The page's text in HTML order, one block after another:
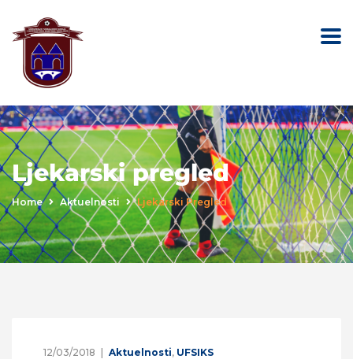
Ljekarski pregled
Home Aktuelnosti Ljekarski Pregled
12/03/2018 Aktuelnosti, UFSIKS